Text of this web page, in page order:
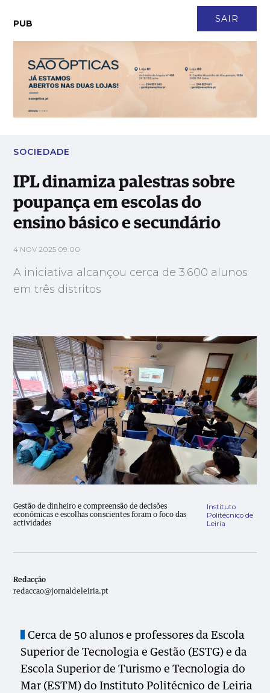
SAIR
PUB
IPL dinamiza palestras sobre poupança em escolas do ensino
básico e secundário
SOCIEDADE
IPL dinamiza palestras sobre
poupança em escolas do
ensino básico e secundário
4 NOV 2025 09:00
A iniciativa alcançou cerca de 3.600 alunos
em três distritos
Gestão de dinheiro e compreensão de decisões
económicas e escolhas conscientes foram o foco das
actividades
Instituto
Politécnico de
Leiria
Redacção
redaccao@jornaldeleiria.pt
Cerca de 50 alunos e professores da Escola
Superior de Tecnologia e Gestão (ESTG) e da
Escola Superior de Turismo e Tecnologia do
Mar (ESTM) do Instituto Politécnico de Leiria